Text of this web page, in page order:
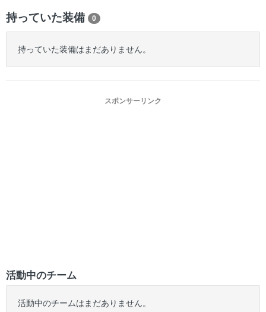
持っていた装備 0
持っていた装備はまだありません。
スポンサーリンク
活動中のチーム
活動中のチームはまだありません。